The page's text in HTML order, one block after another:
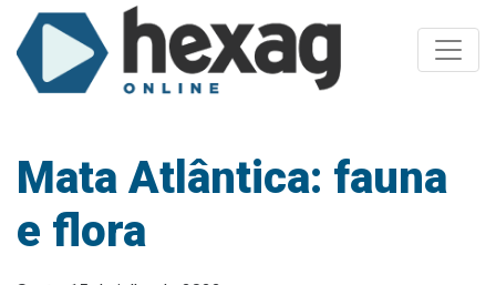
Mata Atlântica: fauna
e flora